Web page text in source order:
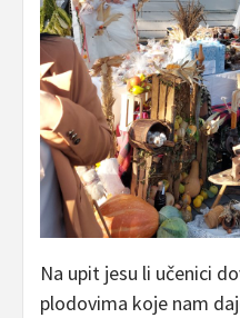
Na upit jesu li učenici
plodovima koje nam